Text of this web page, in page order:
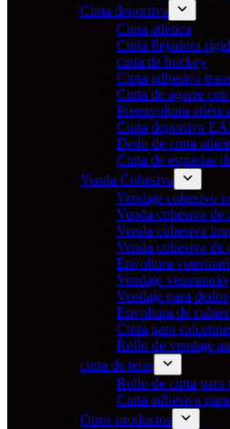
Cinta deportiva
Cinta atlética
Cinta flejadora
cinta de hockey
Cinta adhesiva
Cinta de agarre
Preenvoltura
Cinta deportiva
Dedo de cinta
Cinta de espuelas
Venda Cohesiva
Vendaje cohesivo
Venda cohesiva de
Venda cohesiva
Venda cohesiva de
Envoltura
Vendaje veterinario
Vendaje para dedos
Envoltura de
Cinta para
Rollo de vendaje
cinta de tetas
Rollo de cinta para
Cinta adhesiva
Otros productos